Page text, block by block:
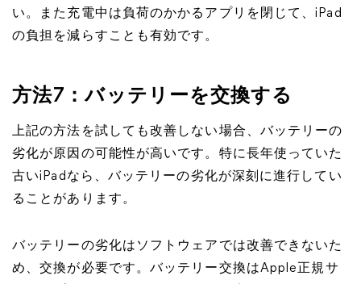
い。また充電中は負荷のかかるアプリを閉じて、iPad
の負担を減らすことも有効です。
方法7：バッテリーを交換する
上記の方法を試しても改善しない場合、バッテリーの
劣化が原因の可能性が高いです。特に長年使っていた
古いiPadなら、バッテリーの劣化が深刻に進行してい
ることがあります。
バッテリーの劣化はソフトウェアでは改善できないた
め、交換が必要です。バッテリー交換はApple正規サ